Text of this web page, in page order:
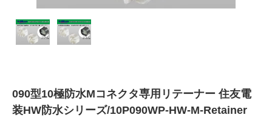
090型10極防水Mコネクタ専用リテーナー 住友電
装HW防水シリーズ/10P090WP-HW-M-Retainer